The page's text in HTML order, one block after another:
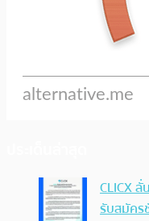
CLICX
รับสมัคร